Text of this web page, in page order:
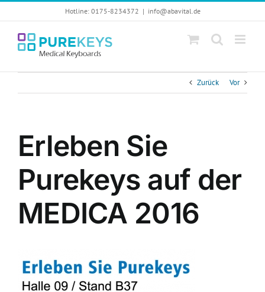
Skip
Hotline: 0175-8234372 | info@abavital.de
Zurück Vor
Erleben Sie
Purekeys auf der
MEDICA 2016